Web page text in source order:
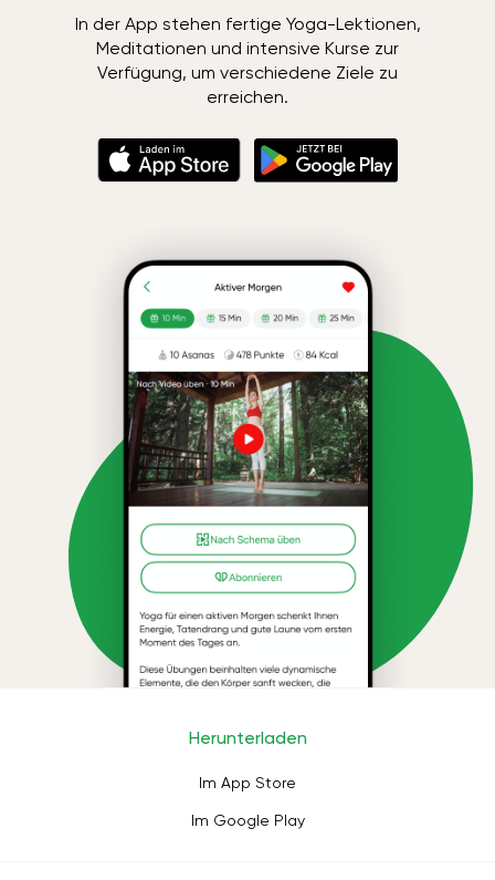
In der App stehen fertige Yoga-Lektionen,
Meditationen und intensive Kurse zur
Verfügung, um verschiedene Ziele zu
erreichen.
Herunterladen
Im App Store
Im Google Play